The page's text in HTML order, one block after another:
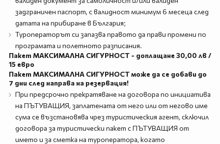
задграничен паспорт, с валидност минимум 6 месеца след
датата на прибиране в България;
Туроператорът си запазва правото да прави промени по
програмата и полетното разписания.
Пакет МАКСИМАЛНА СИГУРНОСТ - доплащане 30,00 лв /
15 евро
Пакет МАКСИМАЛНА СИГУРНОСТ може да се добави до
7 дни след направа на резервация!
При предсрочно прекратяване на договора по инициатива
на ПЪТУВАЩИЯ, заплатената от него или от негово име
сума се възстановява чрез туристическия агент, сключил
договора за туристически пакет с ПЪТУВАЩИЯ от
името и за сметка на туроператора, когато